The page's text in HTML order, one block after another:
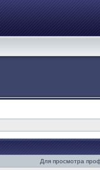
Для просмотра